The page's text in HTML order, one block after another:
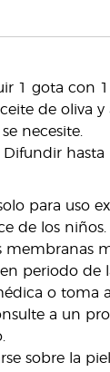
1 gota con
de oliva
necesite.
hasta
para uso
de los
membranas
periodo de
o toma
a un
sobre la